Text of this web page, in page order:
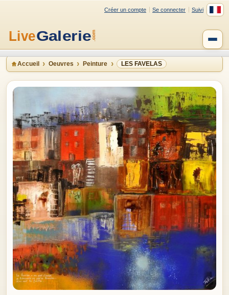
Créer un compte Se connecter Suivi
Accueil Oeuvres Peinture LES FAVELAS